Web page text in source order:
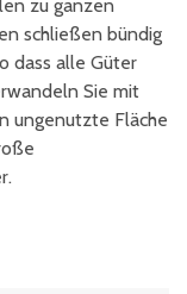
zu ganzen
schließen bündig
dass alle Güter
Sie mit
ungenutzte Fläche